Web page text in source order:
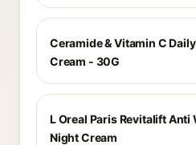
Ceramide & Vitamin C
Cream - 30G
L Oreal Paris Revitalift
Night Cream